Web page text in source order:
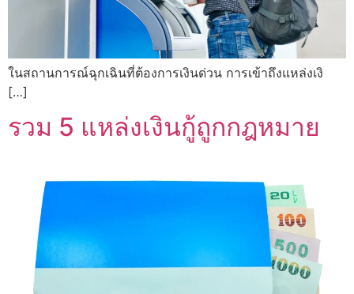
ในสถานการณ์ฉุกเฉินที่ต้องการเงินด่วน การเข้าถึงแหล่งเงิ
[…]
รวม 5 แหล่งเงินกู้ถูกกฎหมาย